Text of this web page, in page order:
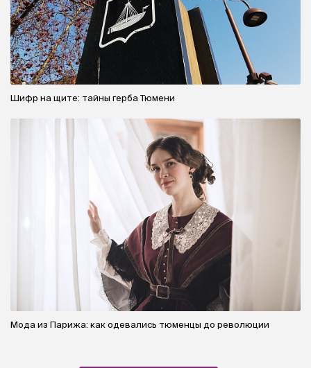
Шифр на щите: тайны герба Тюмени
Мода из Парижа: как одевались тюменцы до революции